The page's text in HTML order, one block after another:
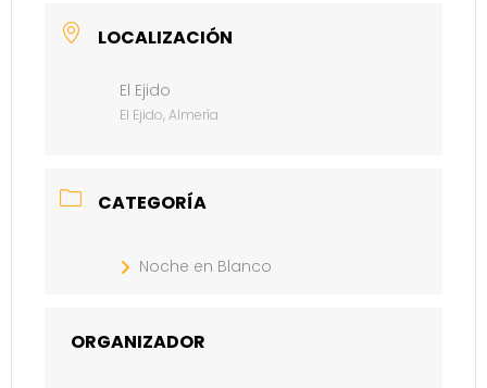
LOCALIZACIÓN
El Ejido
El Ejido, Almería
CATEGORÍA
Noche en Blanco
ORGANIZADOR